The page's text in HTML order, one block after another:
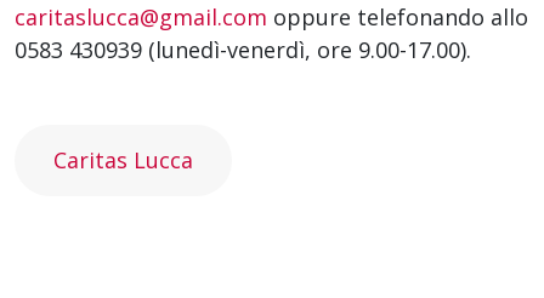
caritaslucca@gmail.com oppure telefonando allo
0583 430939 (lunedì-venerdì, ore 9.00-17.00).
Caritas Lucca